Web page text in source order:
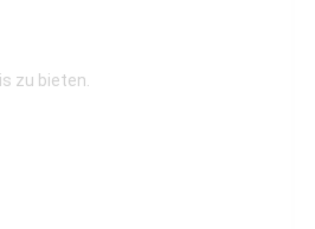
zu bieten.